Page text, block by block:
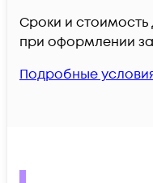
Сроки и
при оформлении
Подробные